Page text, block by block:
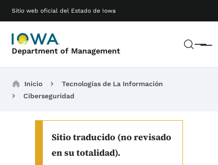
Sitio web oficial del Estado de Iowa
Department of Management Menú
Main navigation
Breadcrumbs
Inicio
Tecnologías de La Información
Ciberseguridad
Sitio traducido (no revisado
en su totalidad).